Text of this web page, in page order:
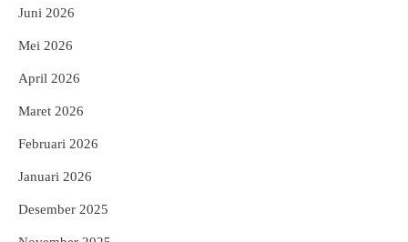
Juni 2026
Mei 2026
April 2026
Maret 2026
Februari 2026
Januari 2026
Desember 2025